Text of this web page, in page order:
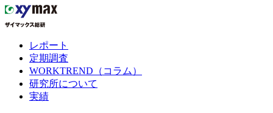
レポート
定期調査
WORKTREND（コラム）
研究所について
実績